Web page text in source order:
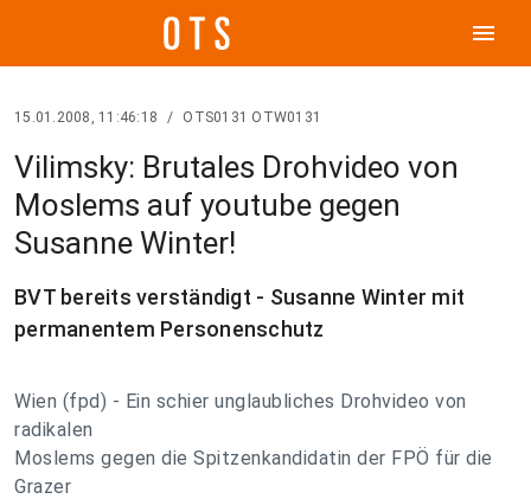
menu
15.01.2008, 11:46:18 / OTS0131 OTW0131
Vilimsky: Brutales Drohvideo von
Moslems auf youtube gegen
Susanne Winter!
BVT bereits verständigt - Susanne Winter mit
permanentem Personenschutz
Wien (fpd) - Ein schier unglaubliches Drohvideo von
radikalen
Moslems gegen die Spitzenkandidatin der FPÖ für die
Grazer